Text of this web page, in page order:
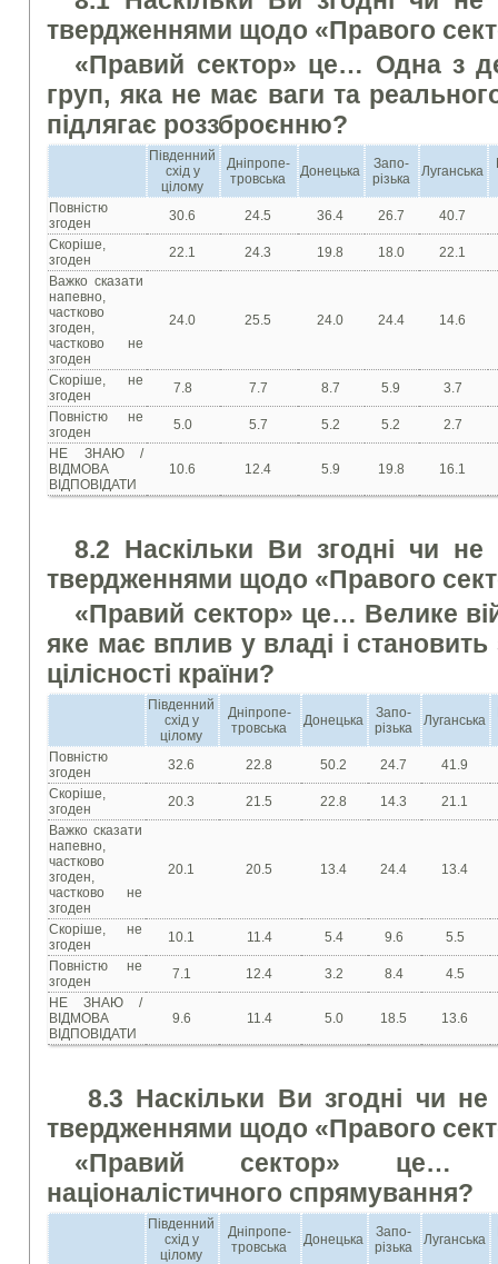
твердженнями щодо «Правого
«Правий сектор» це… Одна з
груп, яка не має ваги та
підлягає роззброєнню?
Південний
схід у
цілому
Дніпропе-
тровська
Донецька
Запо-
різька
Луганська
Повністю
згоден
30.6 24.5 36.4 26.7
40.7
Скоріше,
згоден
22.1 24.3 19.8 18.0
22.1
Важко сказати
напевно,
частково
згоден,
частково не
згоден
24.0 25.5 24.0 24.4 14.6
Скоріше, не
згоден
7.8 7.7 8.7 5.9
3.7
Повністю не
згоден
5.0 5.7 5.2 5.2
2.7
НЕ ЗНАЮ /
ВІДМОВА
ВІДПОВІДАТИ
10.6 12.4 5.9 19.8 16.1
8.2 Наскільки Ви згодні чи не
твердженнями щодо «Правого
«Правий сектор» це… Велике
яке має вплив у владі і становить
цілісності країни?
Південний
схід у
цілому
Дніпропе-
тровська
Донецька
Запо-
різька
Луганська
Повністю
згоден
32.6 22.8 50.2 24.7
41.9
Скоріше,
згоден
20.3 21.5 22.8 14.3
21.1
Важко сказати
напевно,
частково
згоден,
частково не
згоден
20.1 20.5 13.4 24.4 13.4
Скоріше, не
згоден
10.1 11.4 5.4 9.6
5.5
Повністю не
згоден
7.1 12.4 3.2 8.4
4.5
НЕ ЗНАЮ /
ВІДМОВА
ВІДПОВІДАТИ
9.6 11.4 5.0 18.5 13.6
8.3 Наскільки Ви згодні чи
твердженнями щодо «Правого
«Правий сектор» це…
націоналістичного спрямування?
Південний
схід у
цілому
Дніпропе-
тровська
Донецька
Запо-
різька
Луганська